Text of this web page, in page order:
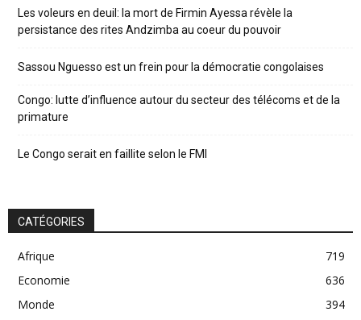
Les voleurs en deuil: la mort de Firmin Ayessa révèle la
persistance des rites Andzimba au coeur du pouvoir
Sassou Nguesso est un frein pour la démocratie congolaises
Congo: lutte d’influence autour du secteur des télécoms et de la
primature
Le Congo serait en faillite selon le FMI
CATÉGORIES
Afrique
719
Economie
636
Monde
394